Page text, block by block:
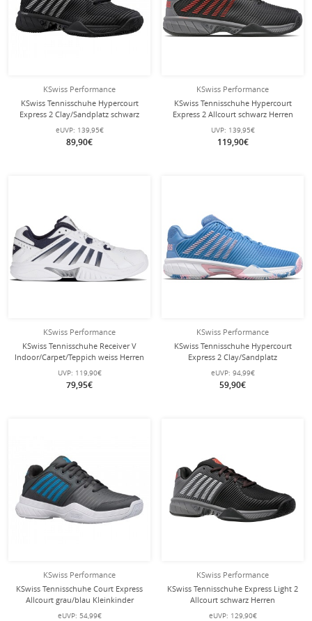
KSwiss Performance
KSwiss Tennisschuhe Hypercourt
Express 2 Clay/Sandplatz schwarz
Damen
eUVP: 139,95€
89,90€
KSwiss Performance
KSwiss Tennisschuhe Hypercourt
Express 2 Allcourt schwarz Herren
UVP: 139,95€
119,90€
KSwiss Performance
KSwiss Tennisschuhe Receiver V
Indoor/Carpet/Teppich weiss Herren
UVP: 119,90€
79,95€
KSwiss Performance
KSwiss Tennisschuhe Hypercourt
Express 2 Clay/Sandplatz
hellblau/pink Mädchen
eUVP: 94,99€
59,90€
KSwiss Performance
KSwiss Tennisschuhe Court Express
Allcourt grau/blau Kleinkinder
eUVP: 54,99€
KSwiss Performance
KSwiss Tennisschuhe Express Light 2
Allcourt schwarz Herren
eUVP: 129,90€